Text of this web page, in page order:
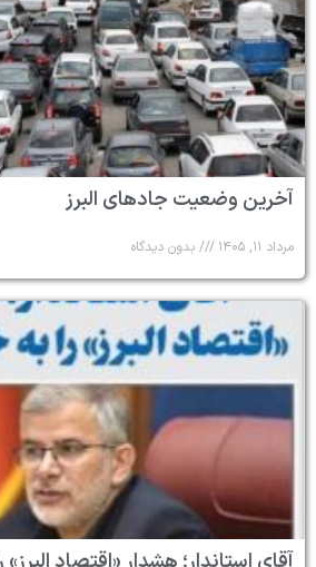
آخرین وضعیت جادهای البرز
مرداد ۱۱, ۱۴۰۵ بدون دیدگاه